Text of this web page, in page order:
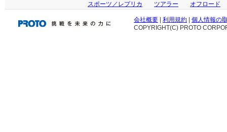
スポーツ／レプリカ
ツアラー オフロード
会社概要 利用規約
個人情報の
COPYRIGHT(C) PROTO